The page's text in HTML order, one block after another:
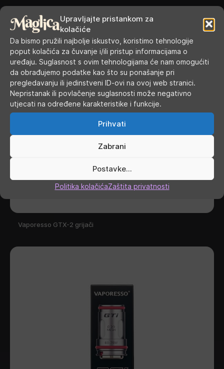
Upravljajte pristankom za
kolačiće
Da bismo pružili najbolje iskustvo, koristimo tehnologije
poput kolačića za čuvanje i/ili pristup informacijama o
uređaju. Suglasnost s ovim tehnologijama će nam omogućiti
da obrađujemo podatke kao što su ponašanje pri
pregledavanju ili jedinstveni ID-ovi na ovoj web stranici.
Nepristanak ili povlačenje suglasnosti može negativno
utjecati na određene karakteristike i funkcije.
Prihvati
Zabrani
Postavke...
Politika kolačićaZaštita privatnosti
Vaporesso GTX-2 grijači